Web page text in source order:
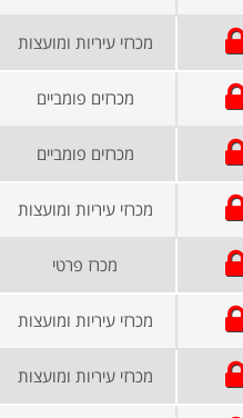
מכרזי עיריות ומועצות
מכרזים פומביים
מכרזים פומביים
מכרזי עיריות ומועצות
מכרז פרטי
מכרזי עיריות ומועצות
מכרזי עיריות ומועצות